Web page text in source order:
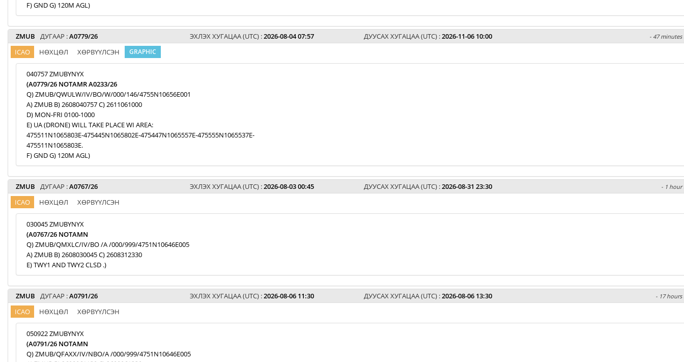
F) GND G) 120M AGL)
ZMUB ДУГААР :A0779/26 ЭХЛЭХ ХУГАЦАА (UTC) :2026-08-04 07:57 ДУУСАХ ХУГАЦАА (UTC) :2026-11-06 10:00 - 47 minutes
ICAO НӨХЦӨЛ ХӨРВҮҮЛСЭН GRAPHIC
040757 ZMUBYNYX
(A0779/26 NOTAMR A0233/26
Q) ZMUB/QWULW/IV/BO/W/000/146/4755N10656E001
A) ZMUB B) 2608040757 C) 2611061000
D) MON-FRI 0100-1000
E) UA (DRONE) WILL TAKE PLACE WI AREA:
475511N1065803E-475445N1065802E-475447N1065557E-475555N1065537E-
475511N1065803E.
F) GND G) 120M AGL)
ZMUB ДУГААР :A0767/26 ЭХЛЭХ ХУГАЦАА (UTC) :2026-08-03 00:45 ДУУСАХ ХУГАЦАА (UTC) :2026-08-31 23:30 - 1 hour
ICAO НӨХЦӨЛ ХӨРВҮҮЛСЭН
030045 ZMUBYNYX
(A0767/26 NOTAMN
Q) ZMUB/QMXLC/IV/BO /A /000/999/4751N10646E005
A) ZMUB B) 2608030045 C) 2608312330
E) TWY1 AND TWY2 CLSD .)
ZMUB ДУГААР :A0791/26 ЭХЛЭХ ХУГАЦАА (UTC) :2026-08-06 11:30 ДУУСАХ ХУГАЦАА (UTC) :2026-08-06 13:30 - 17 hours
ICAO НӨХЦӨЛ ХӨРВҮҮЛСЭН
050922 ZMUBYNYX
(A0791/26 NOTAMN
Q) ZMUB/QFAXX/IV/NBO/A /000/999/4751N10646E005